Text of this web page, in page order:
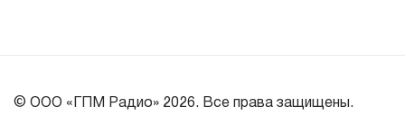
© ООО «ГПМ Радио» 2026. Все права защищены.